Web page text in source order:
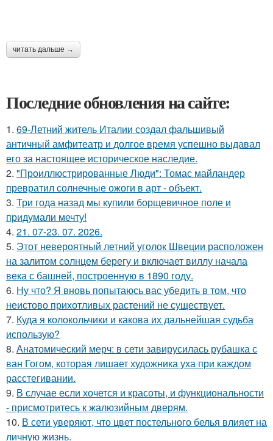
читать дальше →
Последние обновления на сайте:
1. 69-Летний житель Италии создал фальшивый
античный амфитеатр и долгое время успешно выдавал
его за настоящее историческое наследие.
2. "Проиллюстрированные Люди": Томас майландер
превратил солнечные ожоги в арт - объект.
3. Три года назад мы купили борщевичное поле и
придумали мечту!
4. 21. 07-23. 07. 2026.
5. Этот невероятный летний уголок Швеции расположен
на залитом солнцем берегу и включает виллу начала
века с башней, построенную в 1890 году.
6. Ну что? Я вновь попытаюсь вас убедить в том, что
неистово прихотливых растений не существует.
7. Куда я колокольчики и какова их дальнейшая судьба
использую?
8. Анатомический мерч: в сети завирусилась рубашка с
ван Гогом, которая лишает художника уха при каждом
расстегивании.
9. В случае если хочется и красоты, и функциональности
- присмотритесь к жалюзийным дверям.
10. В сети уверяют, что цвет постельного белья влияет на
личную жизнь.